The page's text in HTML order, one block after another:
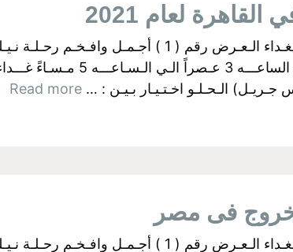
لعام 2021
البواخر الفرعونية بالجيزة اولآ: رحــلات الـغـداء
الـحـلـو اخـتـيـار بـيـن : … Read more
فى مصر
البواخر الفرعونية بالجيزة اولآ: رحــلات الـغـداء